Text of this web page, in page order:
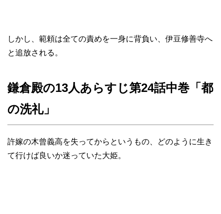
しかし、範頼は全ての責めを一身に背負い、伊豆修善寺へ
と追放される。
鎌倉殿の13人あらすじ第24話中巻「都
の洗礼」
許嫁の木曾義高を失ってからというもの、どのように生き
て行けば良いか迷っていた大姫。